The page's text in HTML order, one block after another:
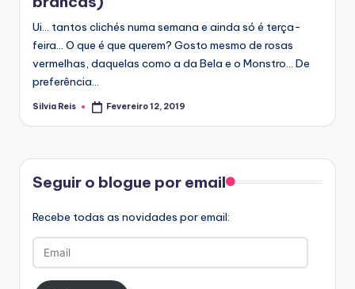
Ui... tantos clichés numa semana e ainda só é terça-
feira... O que é que querem? Gosto mesmo de rosas
vermelhas, daquelas como a da Bela e o Monstro... De
preferência…
Posted
Silvia Reis Fevereiro 12, 2019
Seguir o blogue por email
Recebe todas as novidades por email:
Email